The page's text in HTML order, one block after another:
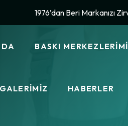
1976’dan Beri Markanızı
BASKI
GALERIMIZ HABERLER